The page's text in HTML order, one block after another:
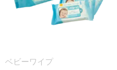
ベビーワイプ